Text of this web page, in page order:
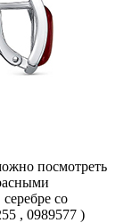
посмотреть
со
, 0989577 )